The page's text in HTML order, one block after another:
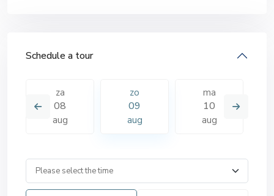
Schedule a tour
za
08
aug
zo
09
aug
ma
10
aug